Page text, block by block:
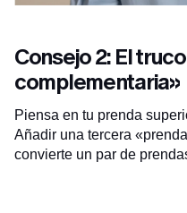
Consejo 2: El
complementaria»
Piensa en tu prenda
Añadir una tercera
convierte un par de